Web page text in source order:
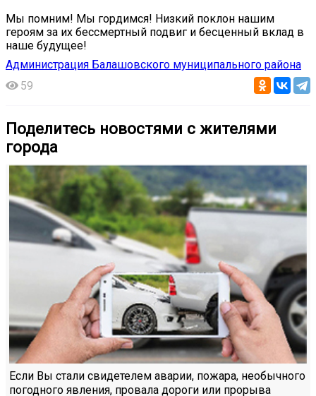
Мы помним! Мы гордимся! Низкий поклон нашим
героям за их бессмертный подвиг и бесценный вклад в
наше будущее!
Администрация Балашовского муниципального района
59
Поделитесь новостями с жителями
города
Если Вы стали свидетелем аварии, пожара, необычного
погодного явления, провала дороги или прорыва